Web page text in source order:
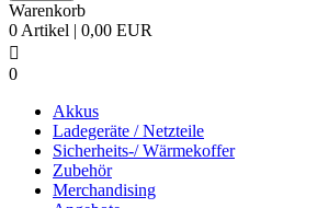
Warenkorb
0 Artikel | 0,00 EUR

0
Akkus
Ladegeräte / Netzteile
Sicherheits-/ Wärmekoffer
Zubehör
Merchandising